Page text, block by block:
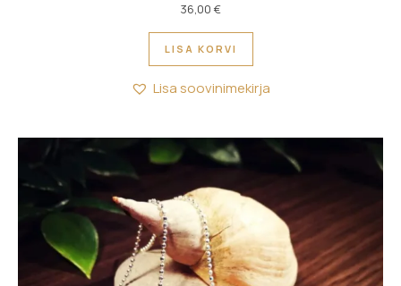
36,00 €
LISA KORVI
Lisa soovinimekirja